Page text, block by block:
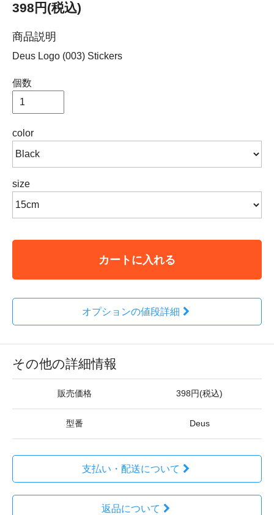
398円(税込)
商品説明
Deus Logo (003) Stickers
個数
color
size
カートに入れる
オプションの値段詳細
その他の詳細情報
販売価格 398円(税込)
型番 Deus
支払い・配送について
返品について